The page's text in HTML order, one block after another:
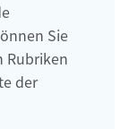
Sie
Rubriken
der